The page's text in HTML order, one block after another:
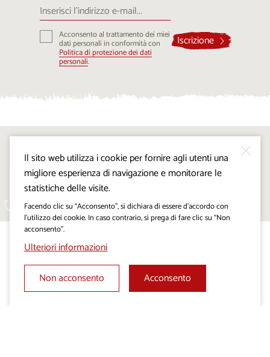
Inserisci
l’indirizzo
e-
Acconsento al trattamento dei miei
dati personali in conformità con
Politica di protezione dei dati
personali.
Iscrizione
Seguiteci su:
Il sito web utilizza i cookie per fornire agli utenti una
migliore esperienza di navigazione e monitorare le
statistiche delle visite.
Facendo clic su “Acconsento”, si dichiara di essere d’accordo con
l’utilizzo dei cookie. In caso contrario, si prega di fare clic su “Non
acconsento”.
Ulteriori informazioni
Non acconsento
Acconsento